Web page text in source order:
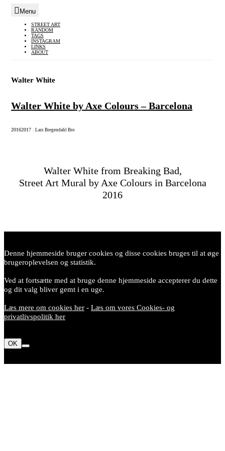
Skip
content
Menu
STREET ART
RANDOM
TAGS
INSTAGRAM
LINKS
ABOUT
Walter White
Walter White by Axe Colours – Barcelona
20162017 Lars Bregendahl Bro
Walter White from Breaking Bad,
Street Art Mural by Axe Colours in Barcelona
2016
Denne hjemmeside bruger cookies og disse cookies bruges til at øge
brugeroplevelsen og statistik.
Ved at fortsætte med at bruge denne hjemmeside accepterer du dette
og dit valg bliver gemt i en uge.
Læs mere om cookies her - Læs om vores Cookies- og
privatlivspolitik her
OK